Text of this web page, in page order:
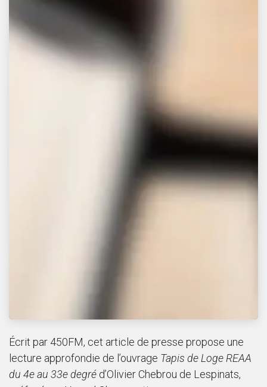
Écrit par 450FM, cet article de presse propose une
lecture approfondie de l’ouvrage Tapis de Loge REAA
du 4e au 33e degré d’Olivier Chebrou de Lespinats,